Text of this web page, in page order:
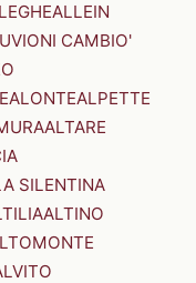
ALLEIN
CAMBIO'
ALONTEALPETTE
ALTARE
SILENTINA
ALTINO